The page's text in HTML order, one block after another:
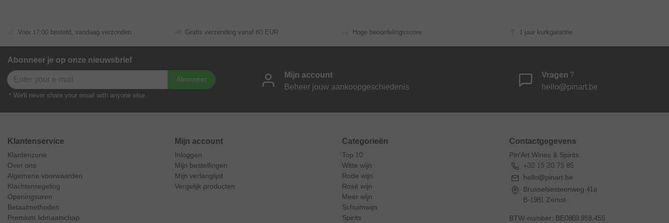
Voor 17:00 besteld, vandaag verzonden Gratis verzending vanaf 60 EUR Hoge beoordelingsscore 1 jaar kurkgarantie
Abonneer je op onze nieuwsbrief
Abonneer
* We'll never share your email with anyone else.
Mijn account
Beheer jouw aankoopgeschiedenis
Vragen?
hello@pinart.be
Klantenservice
Klantenzone
Over ons
Algemene voorwaarden
Klachtenregeling
Openingsuren
Betaalmethoden
Premium lidmaatschap
Mijn account
Inloggen
Mijn bestellingen
Mijn verlanglijst
Vergelijk producten
Categorieën
Top 10
Witte wijn
Rode wijn
Rosé wijn
Meer wijn
Schuimwijn
Spirits
Contactgegevens
Pin'Art Wines & Spirits
+32 15 20 75 85
hello@pinart.be
Brusselsesteenweg 41a
B-1981 Zemst
BTW-number: BE0869.958.455